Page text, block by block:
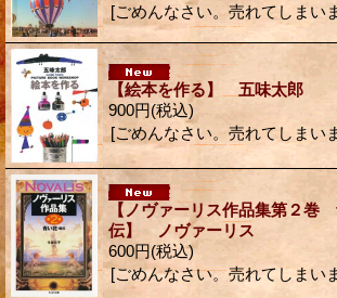
[ごめんなさい。売れてしまい
【絵本を作る】 五味太郎
900円(税込)
[ごめんなさい。売れてしまい
【ノヴァーリス作品集第２巻
伝】 ノヴァーリス
600円(税込)
[ごめんなさい。売れてしまい